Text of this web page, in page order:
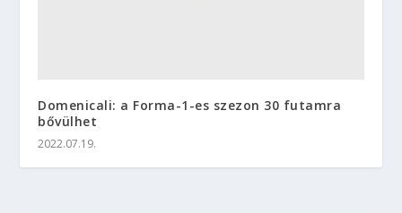
Domenicali: a Forma-1-es szezon 30 futamra
bővülhet
2022.07.19.